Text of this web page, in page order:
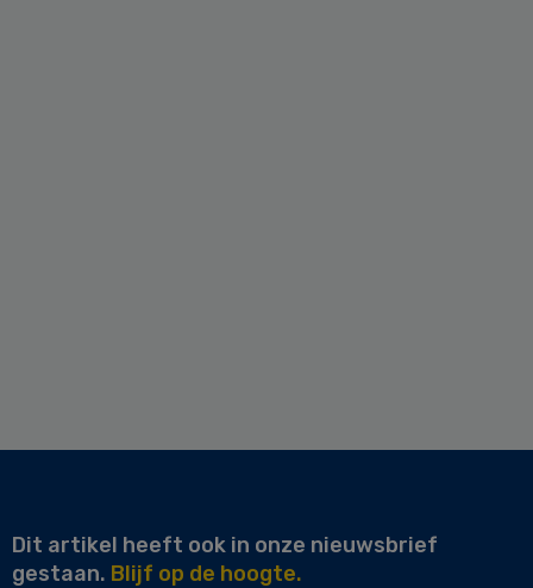
Dit artikel heeft ook in onze nieuwsbrief
gestaan. Blijf op de hoogte.